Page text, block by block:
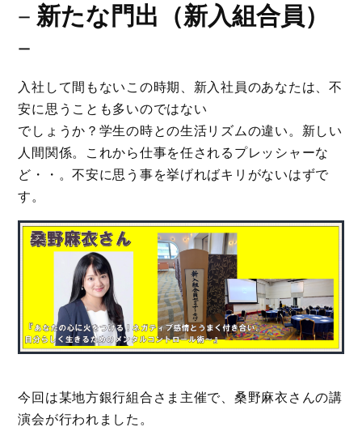
－ 新たな門出（新入組合員）
－
入社して間もないこの時期、新入社員のあなたは、不
安に思うことも多いのではない
でしょうか？学生の時との生活リズムの違い。新しい
人間関係。これから仕事を任されるプレッシャーな
ど・・。不安に思う事を挙げればキリがないはずで
す。
今回は某地方銀行組合さま主催で、桑野麻衣さんの講
演会が行われました。